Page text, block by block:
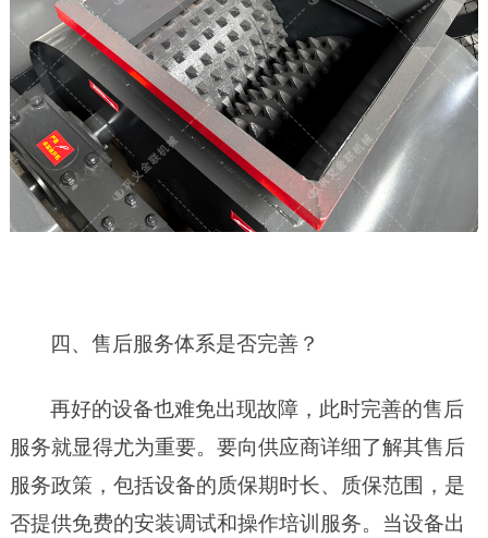
四、售后服务体系是否完善？
再好的设备也难免出现故障，此时完善的售后
服务就显得尤为重要。要向供应商详细了解其售后
服务政策，包括设备的质保期时长、质保范围，是
否提供免费的安装调试和操作培训服务。当设备出